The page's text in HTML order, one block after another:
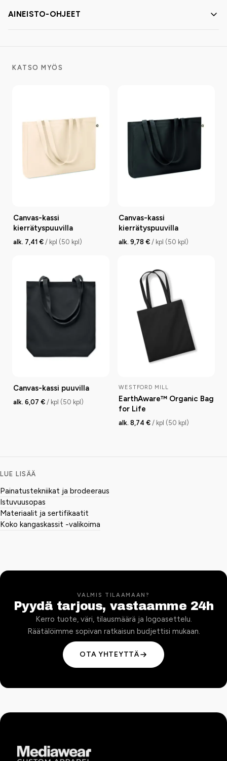
AINEISTO-OHJEET
KATSO MYÖS
Canvas-kassi
kierrätyspuuvilla
alk. 7,41 € / kpl (50 kpl)
Canvas-kassi
kierrätyspuuvilla
alk. 9,78 € / kpl (50 kpl)
Canvas-kassi puuvilla
alk. 6,07 € / kpl (50 kpl)
WESTFORD MILL
EarthAware™ Organic Bag
for Life
alk. 8,74 € / kpl (50 kpl)
LUE LISÄÄ
Painatustekniikat ja brodeeraus
Istuvuusopas
Materiaalit ja sertifikaatit
Koko kangaskassit -valikoima
VALMIS TILAAMAAN?
Pyydä tarjous, vastaamme 24h
Kerro tuote, väri, tilausmäärä ja logoasettelu.
Räätälöimme sopivan ratkaisun budjettisi mukaan.
OTA YHTEYTTÄ